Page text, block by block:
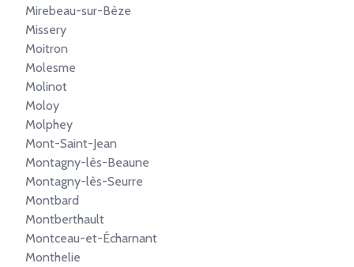
Mirebeau-sur-Bèze
Missery
Moitron
Molesme
Molinot
Moloy
Molphey
Mont-Saint-Jean
Montagny-lès-Beaune
Montagny-lès-Seurre
Montbard
Montberthault
Montceau-et-Écharnant
Monthelie